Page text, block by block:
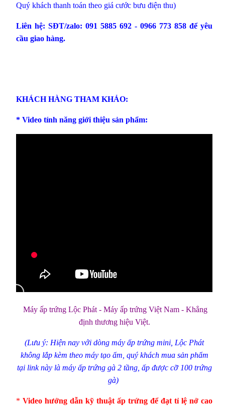
Quý khách thanh toán theo giá cước bưu điện thu)
Liên hệ: SĐT/zalo: 091 5885 692 - 0966 773 858 để yêu
cầu giao hàng.
KHÁCH HÀNG THAM KHẢO:
* Video tính năng giới thiệu sản phẩm:
Máy ấp trứng Lộc Phát - Máy ấp trứng Việt Nam - Khẳng
định thương hiệu Việt.
(Lưu ý: Hiện nay với dòng máy ấp trứng mini, Lộc Phát
không lắp kèm theo máy tạo ẩm, quý khách mua sản phẩm
tại link này là máy ấp trứng gà 2 tầng, ấp được cỡ 100 trứng
gà)
* Video hướng dẫn kỹ thuật ấp trứng để đạt tỉ lệ nở cao